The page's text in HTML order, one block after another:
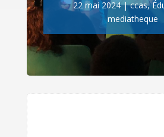
22 mai 2024|ccas,
mediatheque